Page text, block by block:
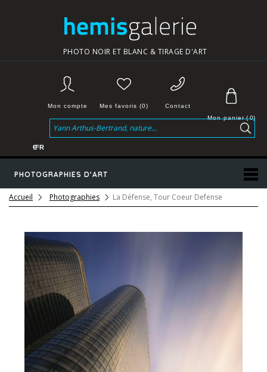
PHOTO NOIR ET BLANC & TIRAGE D'ART
Mon panier( 0)
Contact
Mes favoris (0)
Mon compte
PHOTOGRAPHIES D'ART
€FR
Accueil Photographies La Défense, Tour Coeur Defense